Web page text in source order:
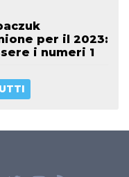
per il 2023:
i numeri 1